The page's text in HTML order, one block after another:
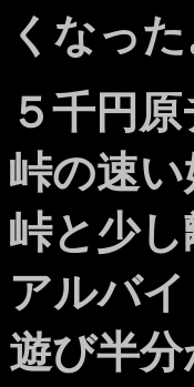
くなった
５千円
峠の速
峠と少
アルバ
遊び半